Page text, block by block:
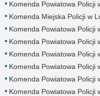
Komenda Powiatowa Policji
Komenda Miejska Policji w
Komenda Powiatowa Policji
Komenda Powiatowa Policji
Komenda Powiatowa Policji
Komenda Powiatowa Policji
Komenda Powiatowa Policji
Komenda Powiatowa Policji